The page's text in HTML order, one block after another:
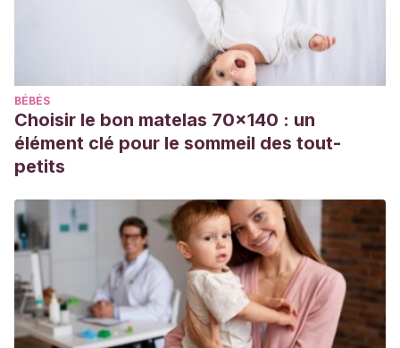
egipcias [Internet]. Bebesymas.com. Bebés y más; 2010
[citado 9 de noviembre de 2021]. Disponible en:
https://www.bebesymas.com/recien-nacido/nombres-
femeninos-para-bebes-diosas-y-reinas-egipcias
Upasika B. GRAN DICCIONARIO DE MITOLOGÍA EGIPCIA
[Internet]. Libroesoterico.com. [citado 9 de noviembre de
2021]. Disponible en:
BÉBÉS
Choisir le bon matelas 70x140 : un
élément clé pour le sommeil des tout-
petits